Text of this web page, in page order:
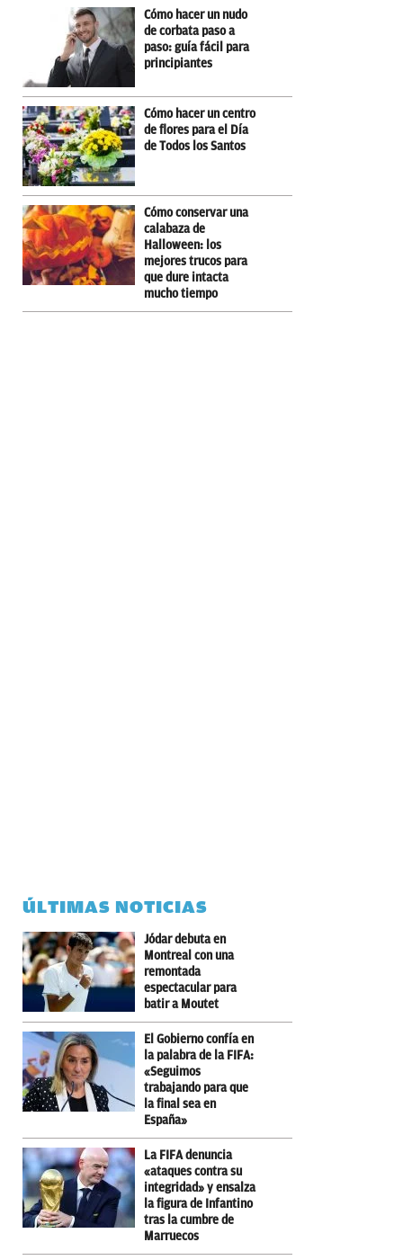
Cómo hacer un nudo
de corbata paso a
paso: guía fácil para
principiantes
Cómo hacer un centro
de flores para el Día
de Todos los Santos
Cómo conservar una
calabaza de
Halloween: los
mejores trucos para
que dure intacta
mucho tiempo
ÚLTIMAS NOTICIAS
Jódar debuta en
Montreal con una
remontada
espectacular para
batir a Moutet
El Gobierno confía en
la palabra de la FIFA:
«Seguimos
trabajando para que
la final sea en
España»
La FIFA denuncia
«ataques contra su
integridad» y ensalza
la figura de Infantino
tras la cumbre de
Marruecos